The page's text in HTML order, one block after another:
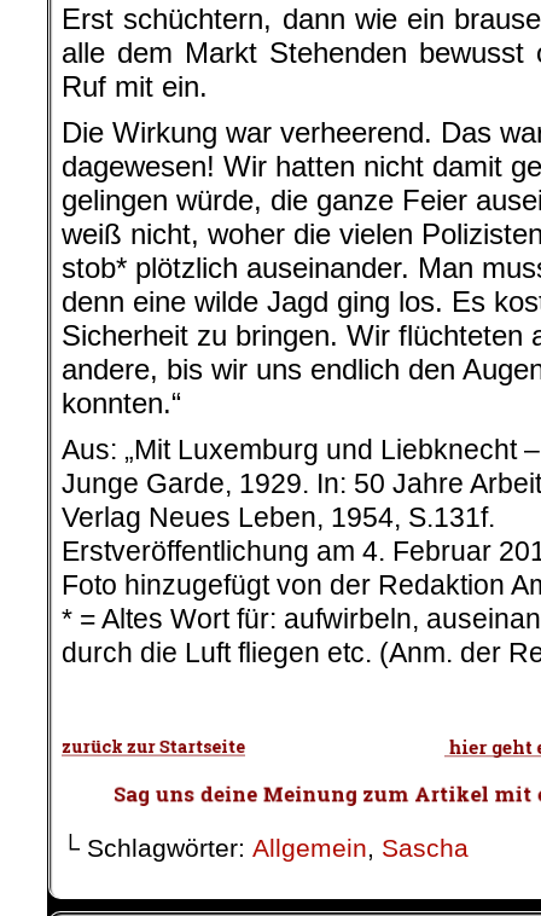
Erst schüchtern, dann wie ein
alle dem Markt Stehenden bewusst
Ruf mit ein.
Die Wirkung war verheerend. Das
dagewesen! Wir hatten nicht damit
gelingen würde, die ganze Feier
weiß nicht, woher die vielen
stob* plötzlich auseinander. Man
denn eine wilde Jagd ging los. Es
Sicherheit zu bringen. Wir flüchteten
andere, bis wir uns endlich den
konnten.“
Aus: „Mit Luxemburg und Liebknecht
Junge Garde, 1929. In: 50 Jahre
Verlag Neues Leben, 1954, S.131f.
Erstveröffentlichung am 4. Februar
Foto hinzugefügt von der Redaktion
* = Altes Wort für: aufwirbeln,
durch die Luft fliegen etc. (Anm. der
└ Schlagwörter: Allgemein, Sascha